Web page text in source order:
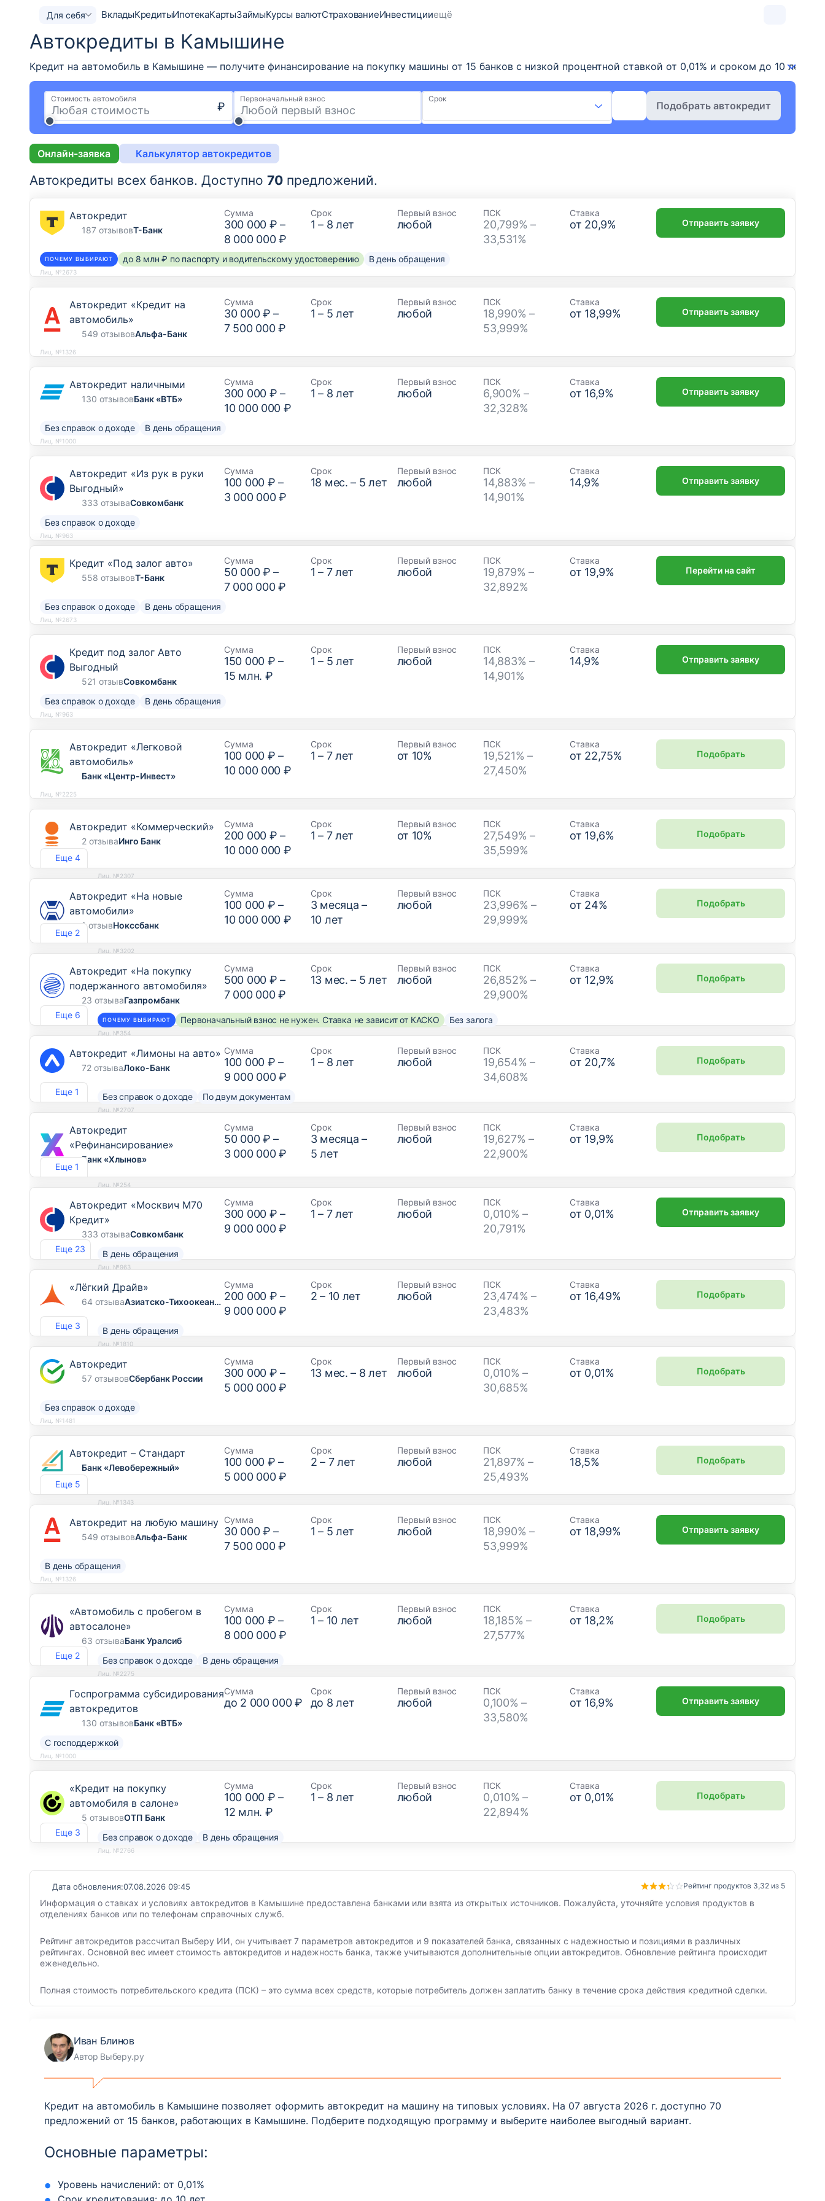
Для себя ВкладыКредитыИпотекаКартыЗаймыКурсы валютСтрахованиеИнвестицииещё
Автокредиты в Камышине
Кредит на автомобиль в Камышине — получите финансирование на покупку машины от 15 банков с низкой процентной ставкой от 0,01% и сроком до 10 лет.
Стоимость автомобиля
₽
Первоначальный взнос Срок
Подобрать автокредит
Онлайн-заявка Калькулятор автокредитов
Автокредиты всех банков. Доступно 70 предложений.
Автокредит
187 отзывовТ-Банк
Сумма
300 000 ₽ –
8 000 000 ₽
Срок
1 – 8 лет
Первый взнос
любой
ПСК
20,799% –
33,531%
Ставка
от 20,9%
ПОЧЕМУ ВЫБИРАЮТ до 8 млн ₽ по паспорту и водительскому удостоверению В день обращения
Отправить заявку
Лиц. №2673
Автокредит «Кредит на
автомобиль»
549 отзывовАльфа-Банк
Сумма
30 000 ₽ –
7 500 000 ₽
Срок
1 – 5 лет
Первый взнос
любой
ПСК
18,990% –
53,999%
Ставка
от 18,99% Отправить заявку
Лиц. №1326
Автокредит наличными
130 отзывовБанк «ВТБ»
Сумма
300 000 ₽ –
10 000 000 ₽
Срок
1 – 8 лет
Первый взнос
любой
ПСК
6,900% –
32,328%
Ставка
от 16,9%
Без справок о доходе В день обращения
Отправить заявку
Лиц. №1000
Автокредит «Из рук в руки
Выгодный»
333 отзываСовкомбанк
Сумма
100 000 ₽ –
3 000 000 ₽
Срок
18 мес. – 5 лет
Первый взнос
любой
ПСК
14,883% –
14,901%
Ставка
14,9%
Без справок о доходе
Отправить заявку
Лиц. №963
Кредит «Под залог авто»
558 отзывовТ-Банк
Сумма
50 000 ₽ –
7 000 000 ₽
Срок
1 – 7лет
Первый взнос
любой
ПСК
19,879% –
32,892%
Ставка
от 19,9%
Без справок о доходе В день обращения
Перейти на сайт
Лиц. №2673
Кредит под залог Авто
Выгодный
521 отзывСовкомбанк
Сумма
150 000 ₽ –
15 млн. ₽
Срок
1 – 5 лет
Первый взнос
любой
ПСК
14,883% –
14,901%
Ставка
14,9%
Без справок о доходе В день обращения
Отправить заявку
Лиц. №963
Автокредит «Легковой
автомобиль»
Банк «Центр-Инвест»
Сумма
100 000 ₽ –
10 000 000 ₽
Срок
1 – 7лет
Первый взнос
от 10%
ПСК
19,521% –
27,450%
Ставка
от 22,75% Подобрать
Лиц. №2225
Еще 4
Автокредит «Коммерческий»
2 отзываИнго Банк
Сумма
200 000 ₽ –
10 000 000 ₽
Срок
1 – 7лет
Первый взнос
от 10%
ПСК
27,549% –
35,599%
Ставка
от 19,6% Подобрать
Лиц. №2307
Еще 2
Автокредит «На новые
автомобили»
1 отзывНокссбанк
Сумма
100 000 ₽ –
10 000 000 ₽
Срок
3месяца –
10 лет
Первый взнос
любой
ПСК
23,996% –
29,999%
Ставка
от 24% Подобрать
Лиц. №3202
Еще 6
Автокредит «На покупку
подержанного автомобиля»
23 отзываГазпромбанк
Сумма
500 000 ₽ –
7 000 000 ₽
Срок
13 мес. – 5 лет
Первый взнос
любой
ПСК
26,852% –
29,900%
Ставка
от 12,9%
ПОЧЕМУ ВЫБИРАЮТ Первоначальный взнос не нужен. Ставка не зависит от КАСКО Без залога
Подобрать
Лиц. №354
Еще 1
Автокредит «Лимоны на авто»
72 отзываЛоко-Банк
Сумма
100 000 ₽ –
9 000 000 ₽
Срок
1 – 8 лет
Первый взнос
любой
ПСК
19,654% –
34,608%
Ставка
от 20,7%
Без справок о доходе По двум документам
Подобрать
Лиц. №2707
Еще 1
Автокредит
«Рефинансирование»
Банк «Хлынов»
Сумма
50 000 ₽ –
3 000 000 ₽
Срок
3месяца –
5 лет
Первый взнос
любой
ПСК
19,627% –
22,900%
Ставка
от 19,9% Подобрать
Лиц. №254
Еще 23
Автокредит «Москвич М70
Кредит»
333 отзываСовкомбанк
Сумма
300 000 ₽ –
9 000 000 ₽
Срок
1 – 7лет
Первый взнос
любой
ПСК
0,010% –
20,791%
Ставка
от 0,01%
В день обращения
Отправить заявку
Лиц. №963
Еще 3
«Лёгкий Драйв»
64 отзыва Азиатско-Тихоокеанский Банк
Сумма
200 000 ₽ –
9 000 000 ₽
Срок
2 – 10 лет
Первый взнос
любой
ПСК
23,474% –
23,483%
Ставка
от 16,49%
В день обращения
Подобрать
Лиц. №1810
Автокредит
57 отзывовСбербанк России
Сумма
300 000 ₽ –
5 000 000 ₽
Срок
13 мес. – 8 лет
Первый взнос
любой
ПСК
0,010% –
30,685%
Ставка
от 0,01%
Без справок о доходе
Подобрать
Лиц. №1481
Еще 5
Автокредит – Стандарт
Банк «Левобережный»
Сумма
100 000 ₽ –
5 000 000 ₽
Срок
2 – 7лет
Первый взнос
любой
ПСК
21,897% –
25,493%
Ставка
18,5% Подобрать
Лиц. №1343
Автокредит на любую машину
549 отзывовАльфа-Банк
Сумма
30 000 ₽ –
7 500 000 ₽
Срок
1 – 5 лет
Первый взнос
любой
ПСК
18,990% –
53,999%
Ставка
от 18,99%
В день обращения
Отправить заявку
Лиц. №1326
Еще 2
«Автомобиль с пробегом в
автосалоне»
63 отзываБанк Уралсиб
Сумма
100 000 ₽ –
8 000 000 ₽
Срок
1 – 10 лет
Первый взнос
любой
ПСК
18,185% –
27,577%
Ставка
от 18,2%
Без справок о доходе В день обращения
Подобрать
Лиц. №2275
Госпрограмма субсидирования
автокредитов
130 отзывовБанк «ВТБ»
Сумма
до 2 000 000 ₽
Срок
до 8 лет
Первый взнос
любой
ПСК
0,100% –
33,580%
Ставка
от 16,9%
С господдержкой
Отправить заявку
Лиц. №1000
Еще 3
«Кредит на покупку
автомобиля в салоне»
5 отзывовОТП Банк
Сумма
100 000 ₽ –
12 млн. ₽
Срок
1 – 8 лет
Первый взнос
любой
ПСК
0,010% –
22,894%
Ставка
от 0,01%
Без справок о доходе В день обращения
Подобрать
Лиц. №2766
Дата обновления:07.08.2026 09:45 Рейтинг продуктов 3,32 из 5
Информация о ставках и условиях автокредитов в Камышине предоставлена банками или взята из открытых источников. Пожалуйста, уточняйте условия продуктов в
отделениях банков или по телефонам справочных служб.
Рейтинг автокредитов рассчитал Выберу ИИ, он учитывает 7 параметров автокредитов и 9 показателей банка, связанных с надежностью и позициями в различных
рейтингах. Основной вес имеет стоимость автокредитов и надежность банка, также учитываются дополнительные опции автокредитов. Обновление рейтинга происходит
еженедельно.
Полная стоимость потребительского кредита (ПСК) – это сумма всех средств, которые потребитель должен заплатить банку в течение срока действия кредитной сделки.
Иван Блинов
Автор Выберу.ру
Кредит на автомобиль в Камышине позволяет оформить автокредит на машину на типовых условиях. На 07 августа 2026 г. доступно 70
предложений от 15 банков, работающих в Камышине. Подберите подходящую программу и выберите наиболее выгодный вариант.
Основные параметры:
Уровень начислений: от 0,01%